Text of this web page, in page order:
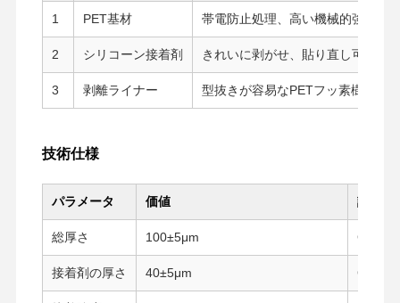
1 PET基材 帯電防止処理、高い機械的強度
2 シリコーン接着剤 きれいに剥がせ、貼り直し可能、
3 剥離ライナー 型抜きが容易なPETフッ素樹脂フ
技術仕様
パラメータ 価値 試験方
総厚さ 100±5μm GB/
接着剤の厚さ 40±5μm GB/